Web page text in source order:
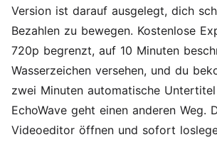
Version ist darauf ausgelegt, dich
Bezahlen zu bewegen. Kostenlose
720p begrenzt, auf 10 Minuten
Wasserzeichen versehen, und du
zwei Minuten automatische
EchoWave geht einen anderen Weg.
Videoeditor öffnen und sofort